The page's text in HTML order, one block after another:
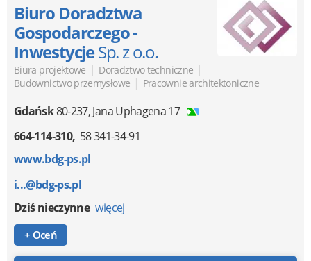
Biuro Doradztwa
Gospodarczego -
InwestycjeSp. z o.o.
Biura projektowe | Doradztwo techniczne |
Budownictwo przemysłowe | Pracownie architektoniczne
Gdańsk80-237,Jana Uphagena 17
664-114-310 58 341-34-91
www.bdg-ps.pl
i...@bdg-ps.pl
Dziś nieczynne więcej
+ Oceń